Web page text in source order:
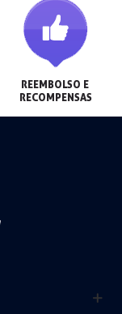
REEMBOLSO E
RECOMPENSAS